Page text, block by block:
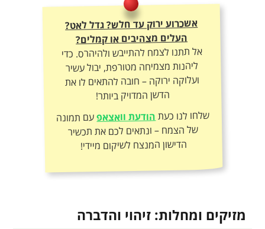
אשכרוע ירוק עד חלש? גדל לאט?
העלים מצהיבים או קמלים?
אל תתנו לצמח להתייבש ולהיהרס. כדי
ליהנות מצמיחה מטורפת, יבול עשיר
ועלוקה ירוקה – חובה להתאים לו את
הדשן המדויק ביותר!
שלחו לנו כעתהודעת וואצאפעם תמונה
של הצמח – ונתאים לכם את תכשיר
הדישון המנצח לשיקום מיידי!
מזיקים ומחלות: זיהוי והדברה